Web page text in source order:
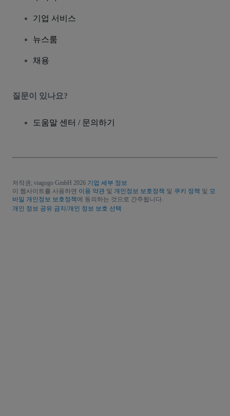
기업 서비스
뉴스룸
채용
질문이 있나요?
도움말 센터 / 문의하기
저작권; viagogo GmbH 2026 기업 세부 정보
이 웹사이트를 사용하면 이용 약관 및 개인정보 보호정책 및 쿠키 정책 및 모
바일 개인정보 보호정책에 동의하는 것으로 간주됩니다.
개인 정보 공유 금지/개인 정보 보호 선택